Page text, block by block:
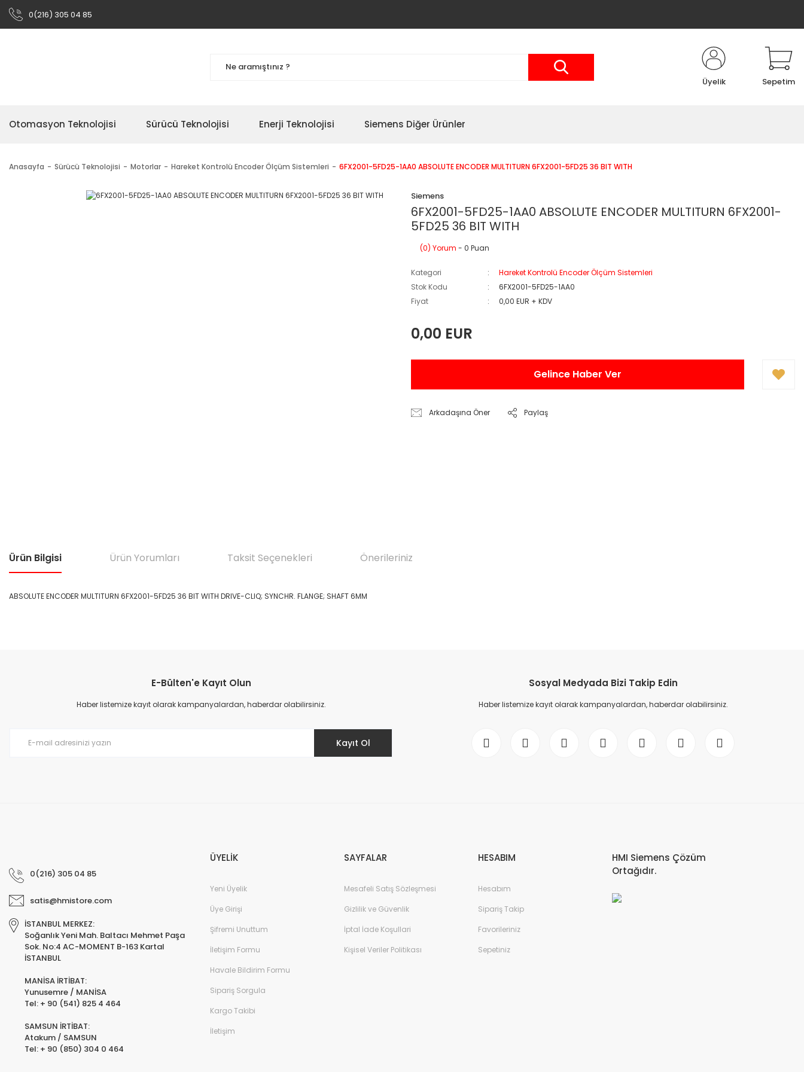
0(216) 305 04 85
Üyelik Sepetim
Otomasyon Teknolojisi Sürücü Teknolojisi Enerji Teknolojisi Siemens Diğer Ürünler
Anasayfa Sürücü Teknolojisi Motorlar Hareket Kontrolü Encoder Ölçüm Sistemleri 6FX2001-5FD25-1AA0 ABSOLUTE ENCODER MULTITURN 6FX2001-5FD25 36 BIT WITH
Siemens
6FX2001-5FD25-1AA0 ABSOLUTE ENCODER MULTITURN 6FX2001-
5FD25 36 BIT WITH
(0) Yorum - 0 Puan
Kategori
Hareket Kontrolü Encoder Ölçüm Sistemleri
Stok Kodu
6FX2001-5FD25-1AA0
Fiyat
0,00 EUR + KDV
0,00 EUR
Gelince Haber Ver
Arkadaşına Öner Paylaş
Ürün Bilgisi Ürün Yorumları Taksit Seçenekleri Önerileriniz
ABSOLUTE ENCODER MULTITURN 6FX2001-5FD25 36 BIT WITH DRIVE-CLIQ; SYNCHR. FLANGE; SHAFT 6MM
Ürün resmi kalitesiz, bozuk veya görüntülenemiyor.
Ürün açıklamasında eksik bilgiler bulunuyor.
E-Bülten'e Kayıt Olun
Haber listemize kayıt olarak kampanyalardan, haberdar olabilirsiniz.
Kayıt Ol
Sosyal Medyada Bizi Takip Edin
Haber listemize kayıt olarak kampanyalardan, haberdar olabilirsiniz.
0(216) 305 04 85
satis@hmistore.com
İSTANBUL MERKEZ:
Soğanlık Yeni Mah. Baltacı Mehmet Paşa
Sok. No:4 AC-MOMENT B-163 Kartal
İSTANBUL
MANİSA İRTİBAT:
Yunusemre / MANİSA
Tel: + 90 (541) 825 4 464
SAMSUN İRTİBAT:
Atakum / SAMSUN
Tel: + 90 (850) 304 0 464
ÜYELİK
Yeni Üyelik
Üye Girişi
Şifremi Unuttum
İletişim Formu
Havale Bildirim Formu
Sipariş Sorgula
Kargo Takibi
İletişim
SAYFALAR
Mesafeli Satış Sözleşmesi
Gizlilik ve Güvenlik
İptal İade Koşullari
Kişisel Veriler Politikası
HESABIM
Hesabım
Sipariş Takip
Favorileriniz
Sepetiniz
HMI Siemens Çözüm
Ortağıdır.